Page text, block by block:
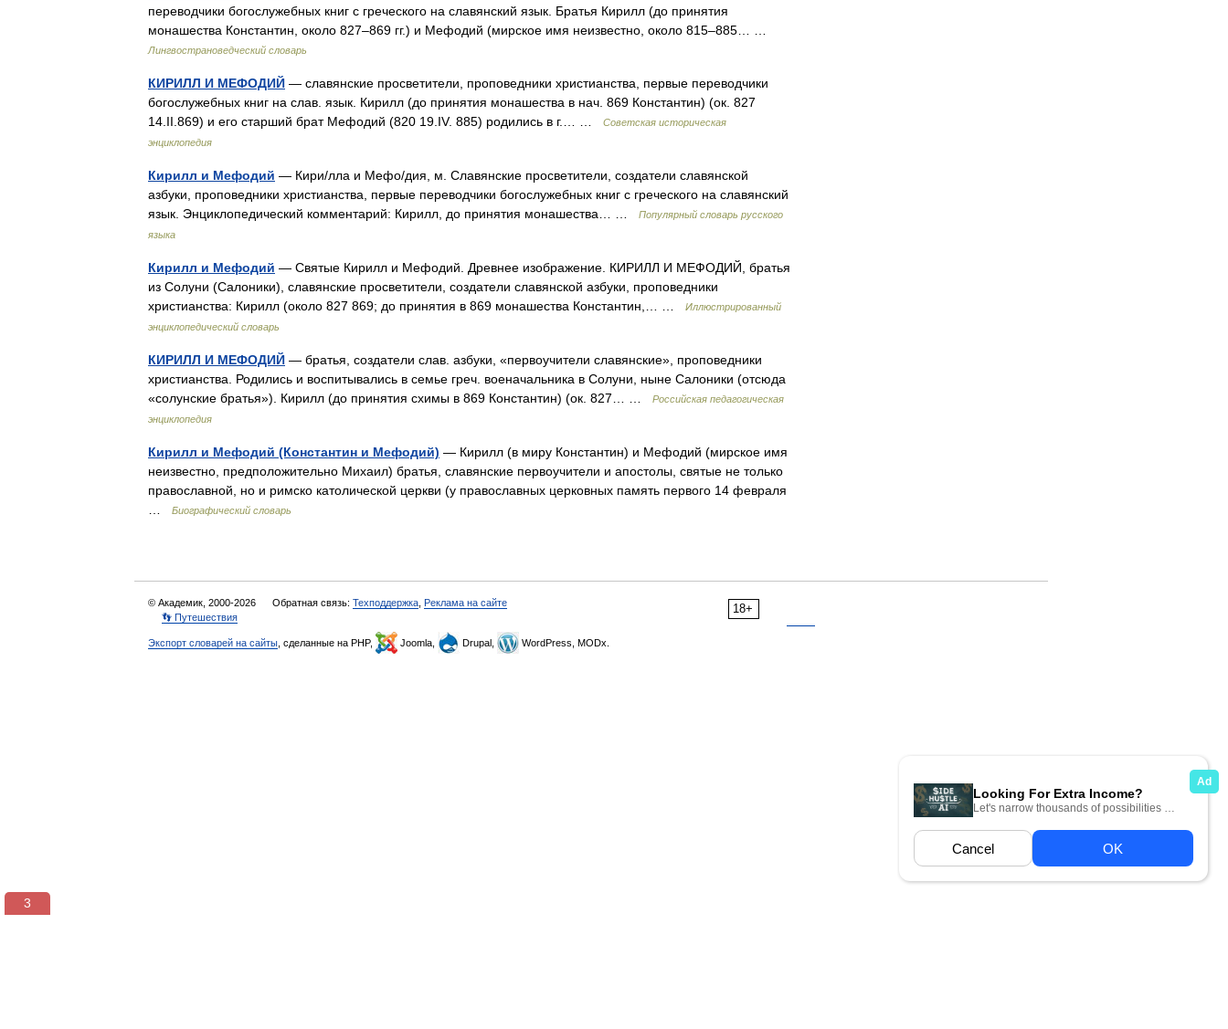
переводчики богослужебных книг с греческого на славянский язык. Братья Кирилл (до принятия
монашества Константин, около 827–869 гг.) и Мефодий (мирское имя неизвестно, около 815–885… …
Лингвострановедческий словарь
КИРИЛЛ И МЕФОДИЙ — славянские просветители, проповедники христианства, первые переводчики
богослужебных книг на слав. язык. Кирилл (до принятия монашества в нач. 869 Константин) (ок. 827
14.II.869) и его старший брат Мефодий (820 19.IV. 885) родились в г.… …
Советская историческая
энциклопедия
Кирилл и Мефодий — Кири/лла и Мефо/дия, м. Славянские просветители, создатели славянской
азбуки, проповедники христианства, первые переводчики богослужебных книг с греческого на славянский
язык. Энциклопедический комментарий: Кирилл, до принятия монашества… …
Популярный словарь русского
языка
Кирилл и Мефодий — Святые Кирилл и Мефодий. Древнее изображение. КИРИЛЛ И МЕФОДИЙ, братья
из Солуни (Салоники), славянские просветители, создатели славянской азбуки, проповедники
христианства: Кирилл (около 827 869; до принятия в 869 монашества Константин,… …
Иллюстрированный
энциклопедический словарь
КИРИЛЛ И МЕФОДИЙ — братья, создатели слав. азбуки, «первоучители славянские», проповедники
христианства. Родились и воспитывались в семье греч. военачальника в Солуни, ныне Салоники (отсюда
«солунские братья»). Кирилл (до принятия схимы в 869 Константин) (ок. 827… …
Российская педагогическая
энциклопедия
Кирилл и Мефодий (Константин и Мефодий) — Кирилл (в миру Константин) и Мефодий (мирское имя
неизвестно, предположительно Михаил) братья, славянские первоучители и апостолы, святые не только
православной, но и римско католической церкви (у православных церковных память первого 14 февраля
Биографический словарь
18+
© Академик, 2000-2026 Обратная связь: Техподдержка Реклама на сайте
👣 Путешествия
Экспорт словарей на сайты , сделанные на PHP, Joomla, Drupal, WordPress, MODx.
2